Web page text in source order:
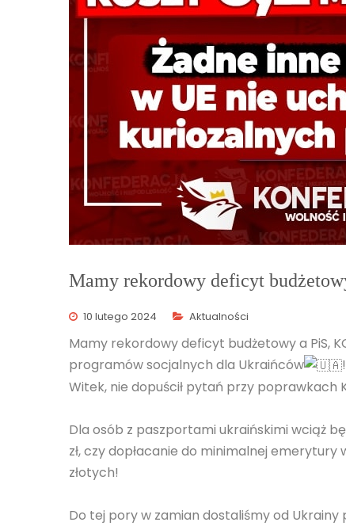
Mamy rekordowy deficyt
10 lutego 2024 Aktualności
Mamy rekordowy deficyt budżetowy a PiS,
programów socjalnych dla Ukraińców
Witek, nie dopuścił pytań przy poprawkach
Dla osób z paszportami ukraińskimi wciąż
zł, czy dopłacanie do minimalnej
złotych!
Do tej pory w zamian dostaliśmy od